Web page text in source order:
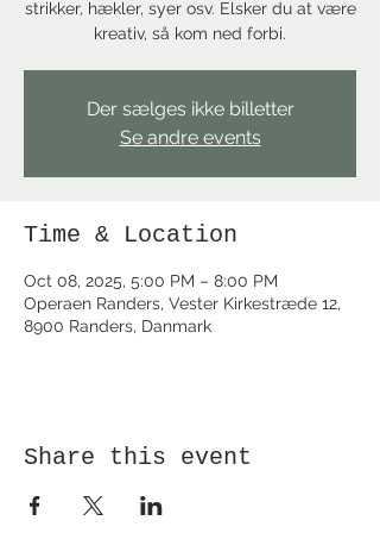
strikker, hækler, syer osv. Elsker du at være
kreativ, så kom ned forbi.
Der sælges ikke billetter
Se andre events
Time & Location
Oct 08, 2025, 5:00 PM – 8:00 PM
Operaen Randers, Vester Kirkestræde 12,
8900 Randers, Danmark
Share this event